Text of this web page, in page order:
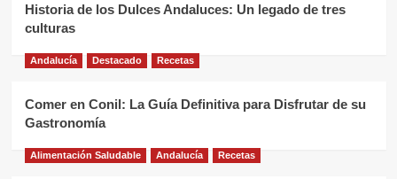
Historia de los Dulces Andaluces: Un legado de tres
culturas
Andalucía Destacado Recetas
Comer en Conil: La Guía Definitiva para Disfrutar de su
Gastronomía
Alimentación Saludable Andalucía Recetas